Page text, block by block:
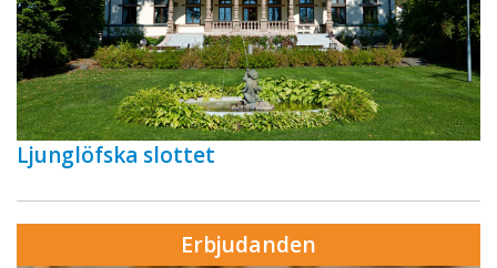
Ljunglöfska slottet
Erbjudanden